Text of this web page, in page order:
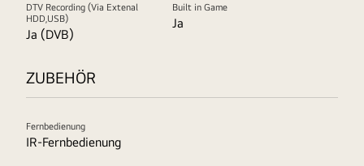
DTV Recording (Via Extenal
HDD,USB)
Ja (DVB)
Built in Game
Ja
ZUBEHÖR
Fernbedienung
IR-Fernbedienung